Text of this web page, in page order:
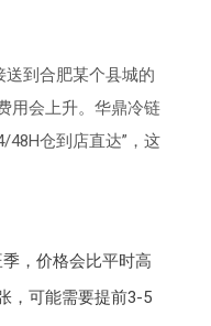
送到合肥某个县城的
用会上升。华鼎冷链
48H仓到店直达”，这
，价格会比平时高
，可能需要提前3-5